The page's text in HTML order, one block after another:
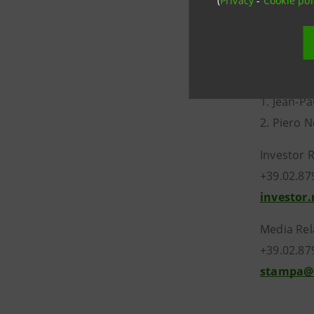
- Crédit
titolare
1. Jean-
2. Piero
Investor
Media